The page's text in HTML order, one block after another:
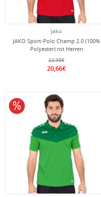
Jako
JAKO Sport-Polo Champ 2.0 (100%
Polyester) rot Herren
22,95€
20,66€
10% reduziert